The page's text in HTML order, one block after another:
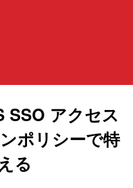
SSO アクセス
ポリシーで特
る